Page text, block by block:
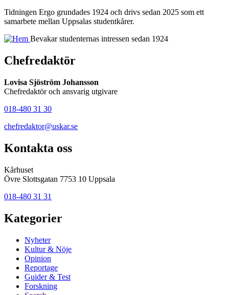
Tidningen Ergo grundades 1924 och drivs sedan 2025 som ett
samarbete mellan Uppsalas studentkårer.
Bevakar studenternas intressen sedan 1924
Chefredaktör
Lovisa Sjöström Johansson
Chefredaktör och ansvarig utgivare
018-480 31 30
chefredaktor@uskar.se
Kontakta oss
Kårhuset
Övre Slottsgatan 7753 10 Uppsala
018-480 31 31
Kategorier
Nyheter
Kultur & Nöje
Opinion
Reportage
Guider & Test
Forskning